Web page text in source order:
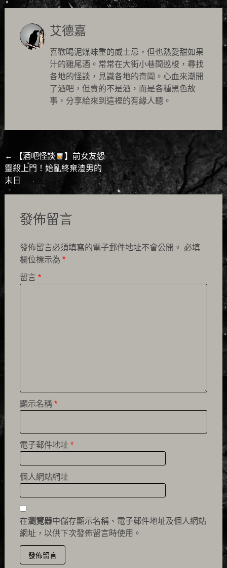
艾德嘉
喜歡喝泥煤味重的威士忌，但也熱愛甜如果
汁的雞尾酒。常常在大街小巷間巡梭，尋找
各地的怪談，見識各地的奇聞。心血來潮開
了酒吧，但賣的不是酒，而是各種黑色故
事，分享給來到這裡的有緣人聽。
Post
navigation
← 【酒吧怪談
】前女友怨
靈殺上門！始亂終棄渣男的
末日
發佈留言
發佈留言必須填寫的電子郵件地址不會公開。 必填
欄位標示為 *
留言 *
顯示名稱 *
電子郵件地址 *
個人網站網址
在瀏覽器中儲存顯示名稱、電子郵件地址及個人網站
網址，以供下次發佈留言時使用。